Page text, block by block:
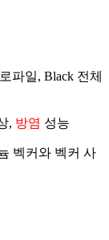
파일, Black 전체
, 방염 성능
커와 벡커 사